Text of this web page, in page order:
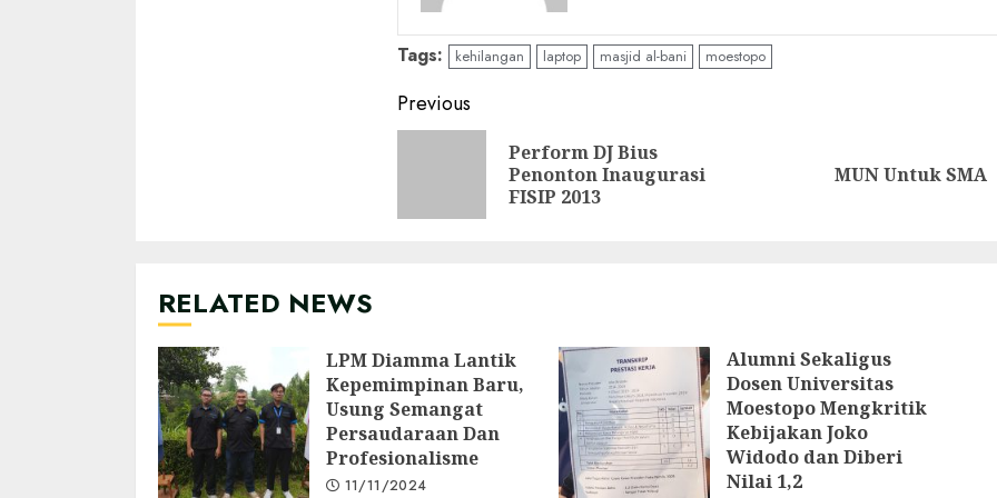
Tags: kehilangan laptop masjid al-bani moestopo
Continue
Reading
Previous
Perform DJ Bius
Penonton Inaugurasi
FISIP 2013
MUN Untuk SMA
RELATED NEWS
LPM Diamma Lantik
Kepemimpinan Baru,
Usung Semangat
Persaudaraan Dan
Profesionalisme
11/11/2024
Alumni Sekaligus
Dosen Universitas
Moestopo Mengkritik
Kebijakan Joko
Widodo dan Diberi
Nilai 1,2